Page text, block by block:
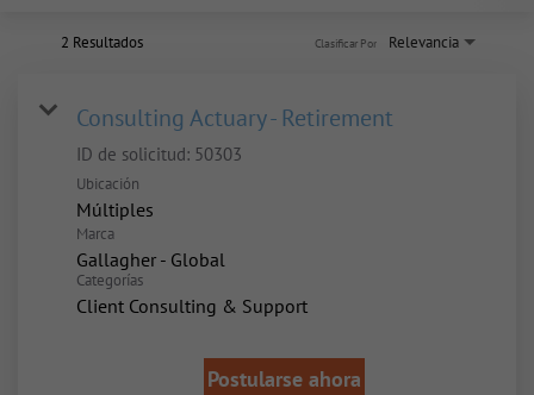
2 Resultados Relevancia
Clasificar Por
Consulting Actuary - Retirement
ID de solicitud: 50303
Ubicación
Múltiples
Marca
Gallagher - Global
Categorías
Client Consulting & Support
Postularse ahora